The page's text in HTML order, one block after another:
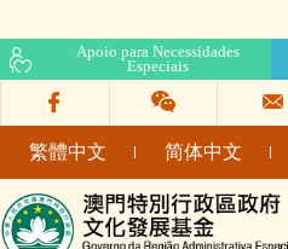
Apoio para Necessidades
Especiais
繁體中文 简体中文
Fundo de Desenvolvimento da Cultura